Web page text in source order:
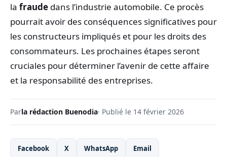
la fraude dans l’industrie automobile. Ce procès
pourrait avoir des conséquences significatives pour
les constructeurs impliqués et pour les droits des
consommateurs. Les prochaines étapes seront
cruciales pour déterminer l’avenir de cette affaire
et la responsabilité des entreprises.
Parla rédaction Buenodia· Publié le 14 février 2026
Facebook X WhatsApp Email